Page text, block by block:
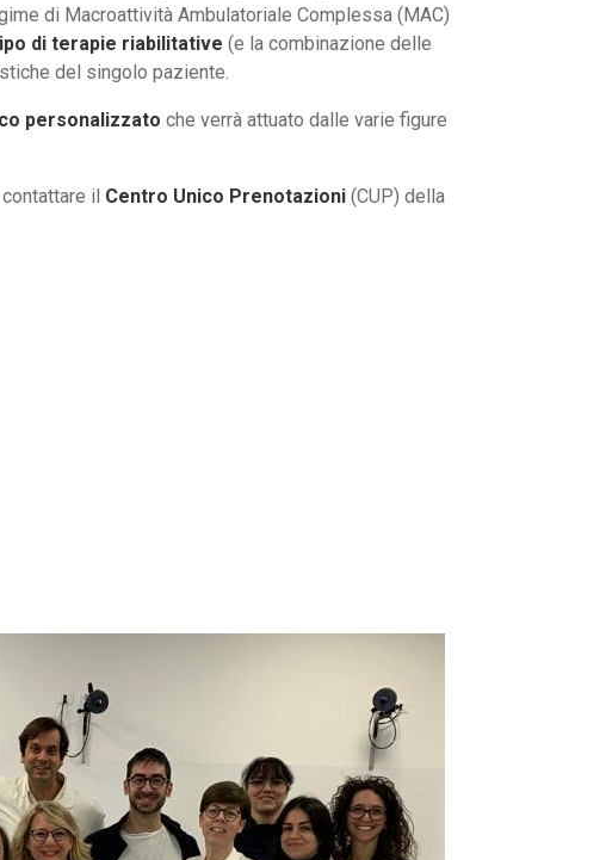
di Macroattività Ambulatoriale Complessa (MAC)
di terapie riabilitative (e la combinazione delle
del singolo paziente.
personalizzato che verrà attuato dalle varie figure
il Centro Unico Prenotazioni (CUP) della